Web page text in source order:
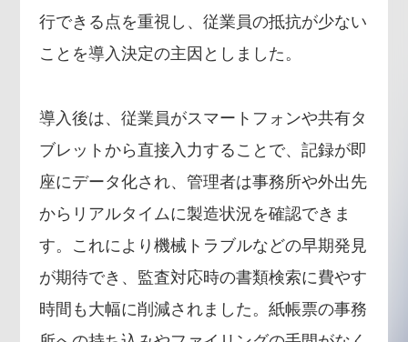
行できる点を重視し、従業員の抵抗が少ない
ことを導入決定の主因としました。
導入後は、従業員がスマートフォンや共有タ
ブレットから直接入力することで、記録が即
座にデータ化され、管理者は事務所や外出先
からリアルタイムに製造状況を確認できま
す。これにより機械トラブルなどの早期発見
が期待でき、監査対応時の書類検索に費やす
時間も大幅に削減されました。紙帳票の事務